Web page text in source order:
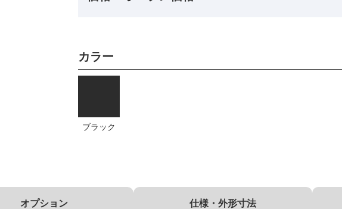
カラー
ブラック
オプション 仕様・外形寸法